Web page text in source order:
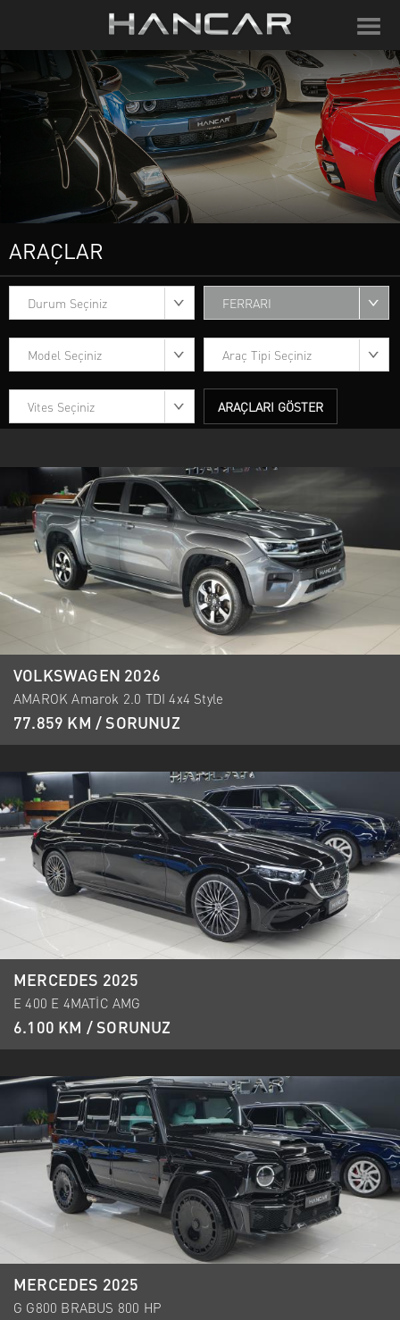
Durum Seçiniz FERRARI
Model Seçiniz Araç Tipi Seçiniz
Vites Seçiniz ARAÇLARI GÖSTER
ARAÇLAR
VOLKSWAGEN 2026
AMAROK Amarok 2.0 TDI 4x4 Style
77.859 KM / SORUNUZ
MERCEDES 2025
E 400 E 4MATİC AMG
6.100 KM / SORUNUZ
MERCEDES 2025
G G800 BRABUS 800 HP